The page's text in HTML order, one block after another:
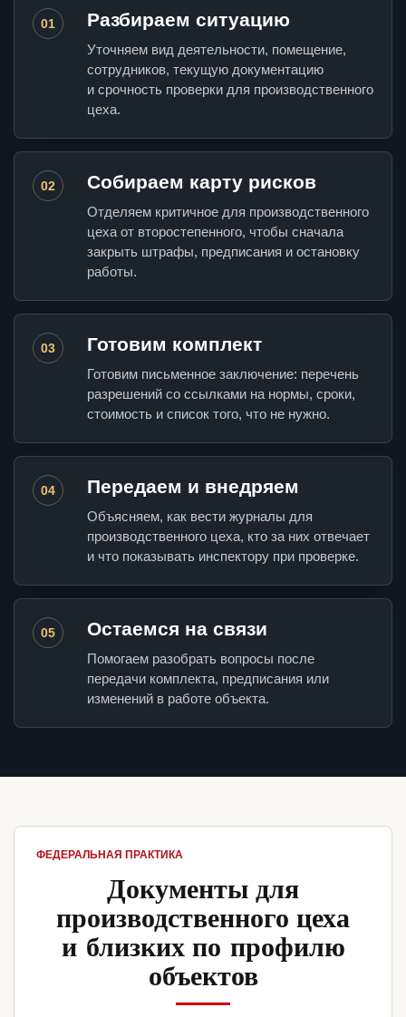
01 Разбираем ситуацию
Уточняем вид деятельности, помещение,
сотрудников, текущую документацию
и срочность проверки для производственного
цеха.
02 Собираем карту рисков
Отделяем критичное для производственного
цеха от второстепенного, чтобы сначала
закрыть штрафы, предписания и остановку
работы.
03 Готовим комплект
Готовим письменное заключение: перечень
разрешений со ссылками на нормы, сроки,
стоимость и список того, что не нужно.
04 Передаем и внедряем
Объясняем, как вести журналы для
производственного цеха, кто за них отвечает
и что показывать инспектору при проверке.
05 Остаемся на связи
Помогаем разобрать вопросы после
передачи комплекта, предписания или
изменений в работе объекта.
ФЕДЕРАЛЬНАЯ ПРАКТИКА
Документы для
производственного цеха
и близких по профилю
объектов